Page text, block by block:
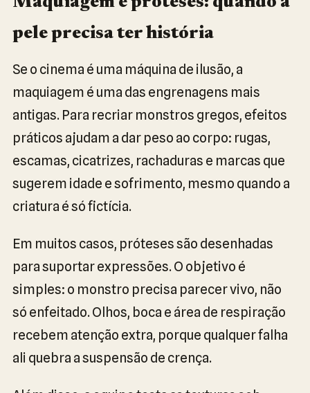
pele precisa ter história
Se o cinema é uma máquina de ilusão, a
maquiagem é uma das engrenagens mais
antigas. Para recriar monstros gregos, efeitos
práticos ajudam a dar peso ao corpo: rugas,
escamas, cicatrizes, rachaduras e marcas que
sugerem idade e sofrimento, mesmo quando a
criatura é só fictícia.
Em muitos casos, próteses são desenhadas
para suportar expressões. O objetivo é
simples: o monstro precisa parecer vivo, não
só enfeitado. Olhos, boca e área de respiração
recebem atenção extra, porque qualquer falha
ali quebra a suspensão de crença.